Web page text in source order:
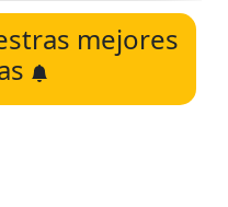
mejores